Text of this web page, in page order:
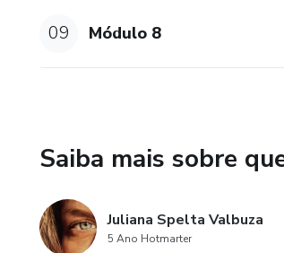
09 Módulo 8
Saiba mais sobre
Juliana Spelta Valbuza
5 Ano Hotmarter